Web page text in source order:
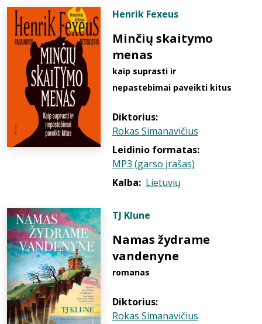
Henrik Fexeus
Minčių skaitymo
menas
kaip suprasti ir
nepastebimai paveikti kitus
Diktorius:
Rokas Simanavičius
Leidinio formatas:
MP3 (garso įrašas)
Kalba: Lietuvių
TJ Klune
Namas žydrame
vandenyne
romanas
Diktorius:
Rokas Simanavičius